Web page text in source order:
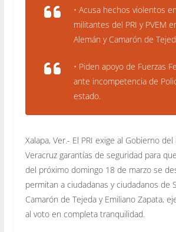
• Acusa hechos violentos
militantes del PRI y PVEM
Alemán y Camarón de
• Piden apoyo de Fuerzas
ante incompetencia de
estado.
Xalapa, Ver.- El PRI exige al Gobierno
Veracruz garantías de seguridad para
del próximo domingo 18 de marzo se
permitan a ciudadanas y ciudadanos de
Camarón de Tejeda y Emiliano Zapata,
al voto en completa tranquilidad.